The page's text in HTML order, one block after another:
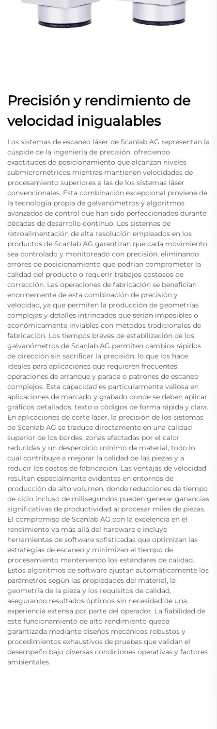
Precisión y rendimiento de
velocidad inigualables
Los sistemas de escaneo láser de Scanlab AG representan la
cúspide de la ingeniería de precisión, ofreciendo
exactitudes de posicionamiento que alcanzan niveles
submicrométricos mientras mantienen velocidades de
procesamiento superiores a las de los sistemas láser
convencionales. Esta combinación excepcional proviene de
la tecnología propia de galvanómetros y algoritmos
avanzados de control que han sido perfeccionados durante
décadas de desarrollo continuo. Los sistemas de
retroalimentación de alta resolución empleados en los
productos de Scanlab AG garantizan que cada movimiento
sea controlado y monitoreado con precisión, eliminando
errores de posicionamiento que podrían comprometer la
calidad del producto o requerir trabajos costosos de
corrección. Las operaciones de fabricación se benefician
enormemente de esta combinación de precisión y
velocidad, ya que permiten la producción de geometrías
complejas y detalles intrincados que serían imposibles o
económicamente inviables con métodos tradicionales de
fabricación. Los tiempos breves de estabilización de los
galvanómetros de Scanlab AG permiten cambios rápidos
de dirección sin sacrificar la precisión, lo que los hace
ideales para aplicaciones que requieren frecuentes
operaciones de arranque y parada o patrones de escaneo
complejos. Esta capacidad es particularmente valiosa en
aplicaciones de marcado y grabado donde se deben aplicar
gráficos detallados, texto o códigos de forma rápida y clara.
En aplicaciones de corte láser, la precisión de los sistemas
de Scanlab AG se traduce directamente en una calidad
superior de los bordes, zonas afectadas por el calor
reducidas y un desperdicio mínimo de material, todo lo
cual contribuye a mejorar la calidad de las piezas y a
reducir los costos de fabricación. Las ventajas de velocidad
resultan especialmente evidentes en entornos de
producción de alto volumen, donde reducciones de tiempo
de ciclo incluso de milisegundos pueden generar ganancias
significativas de productividad al procesar miles de piezas.
El compromiso de Scanlab AG con la excelencia en el
rendimiento va más allá del hardware e incluye
herramientas de software sofisticadas que optimizan las
estrategias de escaneo y minimizan el tiempo de
procesamiento manteniendo los estándares de calidad.
Estos algoritmos de software ajustan automáticamente los
parámetros según las propiedades del material, la
geometría de la pieza y los requisitos de calidad,
asegurando resultados óptimos sin necesidad de una
experiencia extensa por parte del operador. La fiabilidad de
este funcionamiento de alto rendimiento queda
garantizada mediante diseños mecánicos robustos y
procedimientos exhaustivos de pruebas que validan el
desempeño bajo diversas condiciones operativas y factores
ambientales.